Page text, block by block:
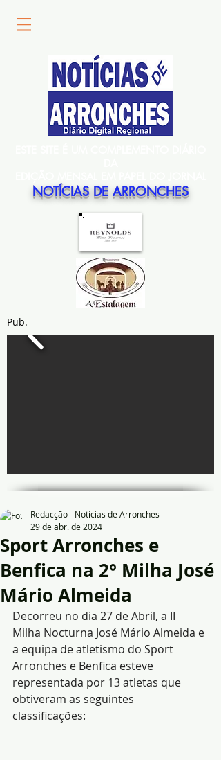
NOTÍCIAS DE ARRONCHES
Pub.
Sport Arronches e
Benfica na 2° Milha José
Mário Almeida
Redacção - Notícias de Arronches
29 de abr. de 2024
Decorreu no dia 27 de Abril, a II
Milha Nocturna José Mário Almeida e
a equipa de atletismo do Sport
Arronches e Benfica esteve
representada por 13 atletas que
obtiveram as seguintes
classificações: